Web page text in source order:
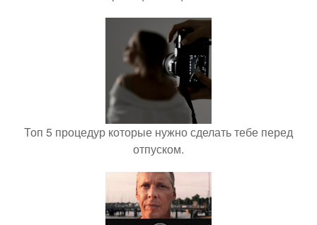
Топ 5 процедур которые нужно сделать тебе перед
отпуском.